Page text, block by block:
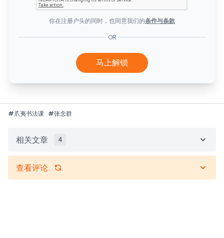
你在注册户头的同时，也同意我们的条件与条款
OR
马上解锁
#爪夷书法课 #张念群
相关文章 4
查看评论